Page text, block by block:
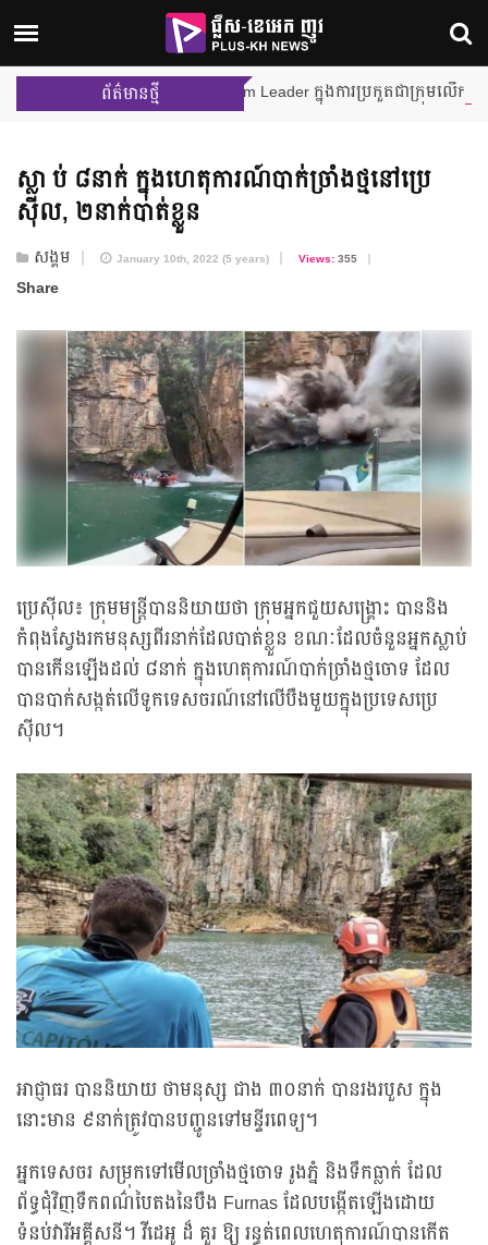
ព័ត៌មានថ្មី
ទ័យ នឹងក្លាយជា Team Leader ក្នុងការប្រកួតជាក្រុមលើកដំបូង ក្នុងកម្មវិ
ស្លា ប់ ៨នាក់ ក្នុង​ហេតុការណ៍​បាក់ច្រាំងថ្ម​នៅ​ប្រេ
ស៊ីល, ២នាក់​បាត់ខ្លួន
សង្គម January 10th, 2022 (5 years) Views:355
Share
ប្រេស៊ីល៖ ក្រុមមន្ត្រីបាននិយាយថា ក្រុមអ្នកជួយសង្រ្គោះ បាននិង
កំពុងស្វែងរកមនុស្សពីរនាក់ដែលបាត់ខ្លួន ខណៈដែលចំនួនអ្នកស្លាប់
បានកើនឡើងដល់ ៨នាក់ ក្នុងហេតុការណ៍បាក់ច្រាំងថ្មចោទ ដែល
បានបាក់សង្កត់លើទូកទេសចរណ៍នៅលើបឹងមួយក្នុងប្រទេសប្រេ
ស៊ីល។
អាជ្ញាធរ បាននិយាយ ថាមនុស្ស ជាង ៣០នាក់ បានរងរបួស ក្នុង
នោះមាន ៩នាក់ត្រូវបានបញ្ជូនទៅមន្ទីរពេទ្យ។
អ្នកទេសចរ សម្រុកទៅមើលច្រាំងថ្មចោទ រូងភ្នំ និងទឹកធ្លាក់ ដែល
ព័ទ្ធជុំវិញទឹកពណ៌បៃតងនៃបឹង Furnas ដែលបង្កើតឡើងដោយ
ទំនប់វារីអគ្គីសនី។ វីដេអូ ដ៏ គួរ ឱ្យ រន្ធត់ពេលហេតុការណ៍បានកើត